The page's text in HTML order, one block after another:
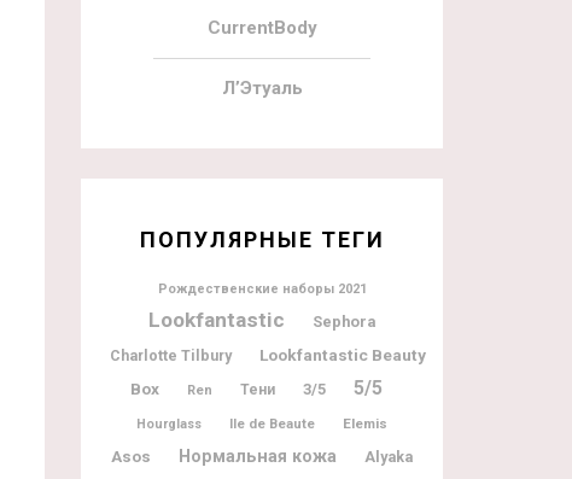
CurrentBody
Л’Этуаль
ПОПУЛЯРНЫЕ ТЕГИ
Рождественские наборы 2021
Lookfantastic
Sephora
Charlotte Tilbury
Lookfantastic Beauty
Box
Ren Тени 3/5 5/5
Hourglass Ile de Beaute Elemis
Asos Нормальная кожа Alyaka